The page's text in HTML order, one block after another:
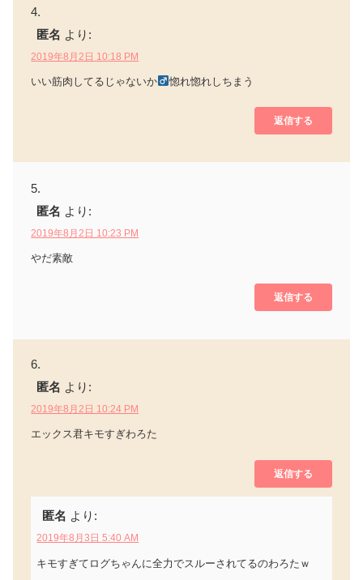
匿名 より:
2019年8月2日 10:18 PM
いい筋肉してるじゃないか 惚れ惚れしちまう
返信する
匿名 より:
2019年8月2日 10:23 PM
やだ素敵
返信する
匿名 より:
2019年8月2日 10:24 PM
エックス君キモすぎわろた
返信する
匿名 より:
2019年8月3日 5:40 AM
キモすぎてログちゃんに全力でスルーされてるのわろたｗ